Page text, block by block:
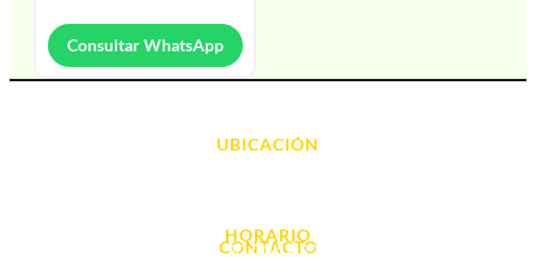
Consultar WhatsApp
UBICACIÓN
HORARIO
L. - S. 10:00h a 22:00h
CONTACTO